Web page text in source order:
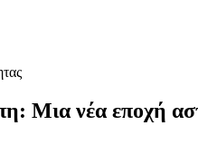
Μια νέα εποχή